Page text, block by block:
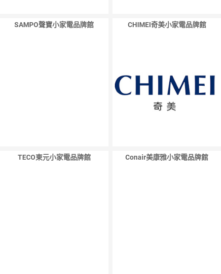
SAMPO聲寶小家電品牌館 CHIMEI奇美小家電品牌館
TECO東元小家電品牌館 Conair美康雅小家電品牌館